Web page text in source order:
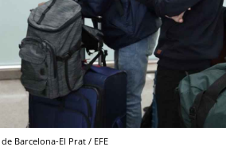
Barcelona-El Prat / EFE